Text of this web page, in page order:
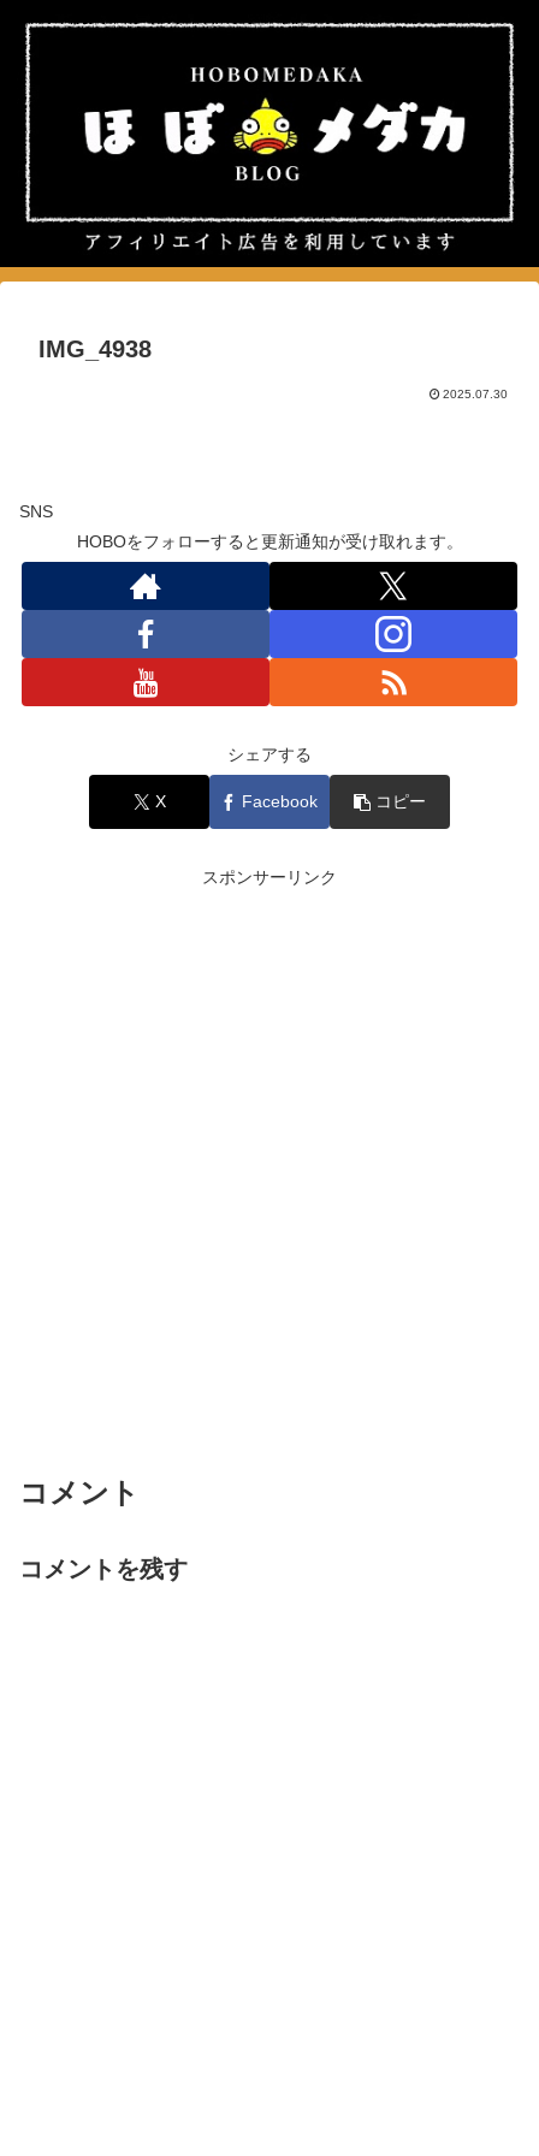
IMG_4938
2025.07.30
SNS
HOBOをフォローすると更新通知が受け取れます。
シェアする
X Facebook コピー
スポンサーリンク
コメント
コメントを残す